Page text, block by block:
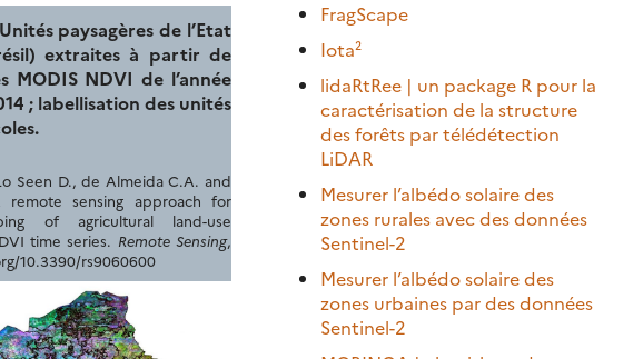
paysagères de l’Etat
extraites à partir de
MODIS NDVI de l’année
; labellisation des unités
Seen D., de Almeida C.A. and
remote sensing approach for
of agricultural land-use
time series. Remote Sensing,
10.3390/rs9060600
FragScape
Iota²
lidaRtRee | un package R pour la
caractérisation de la structure
des forêts par télédétection
LiDAR
Mesurer l’albédo solaire des
zones rurales avec des données
Sentinel-2
Mesurer l’albédo solaire des
zones urbaines par des données
Sentinel-2